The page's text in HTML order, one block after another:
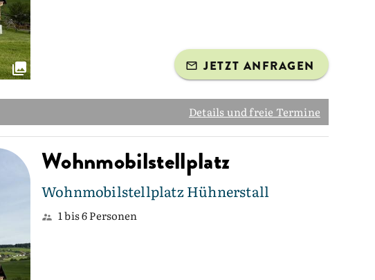
JETZT ANFRAGEN
Details und freie Termine
Wohnmobilstellplatz
Wohnmobilstellplatz Hühnerstall
1 bis 6 Personen